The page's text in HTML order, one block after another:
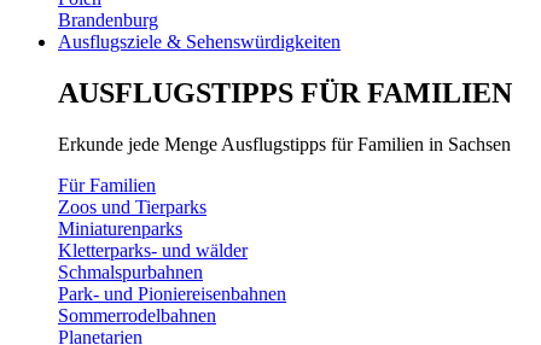
Brandenburg
Ausflugsziele & Sehenswürdigkeiten
AUSFLUGSTIPPS FÜR FAMILIEN
Erkunde jede Menge Ausflugstipps für Familien in Sachsen
Für Familien
Zoos und Tierparks
Miniaturenparks
Kletterparks- und wälder
Schmalspurbahnen
Park- und Pioniereisenbahnen
Sommerrodelbahnen
Planetarien